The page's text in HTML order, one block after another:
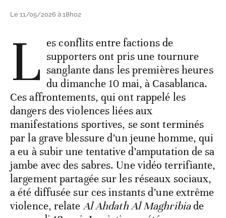
Le 11/05/2026 à 18h02
L es conflits entre factions de
supporters ont pris une tournure
sanglante dans les premières heures
du dimanche 10 mai, à Casablanca.
Ces affrontements, qui ont rappelé les
dangers des violences liées aux
manifestations sportives, se sont terminés
par la grave blessure d’un jeune homme, qui
a eu à subir une tentative d’amputation de sa
jambe avec des sabres. Une vidéo terrifiante,
largement partagée sur les réseaux sociaux,
a été diffusée sur ces instants d’une extrême
violence, relateAl Ahdath Al Maghribiade